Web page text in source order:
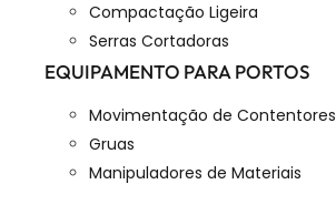
Compactação Ligeira
Serras Cortadoras
EQUIPAMENTO PARA PORTOS
Movimentação de Contentores
Gruas
Manipuladores de Materiais